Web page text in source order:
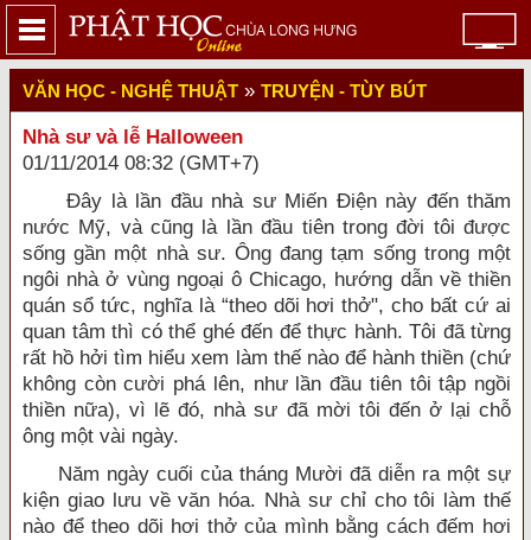
VĂN HỌC - NGHỆ THUẬT » TRUYỆN - TÙY BÚT
Nhà sư và lễ Halloween
01/11/2014 08:32 (GMT+7)
Đây là lần đầu nhà sư Miến Điện này đến thăm
nước Mỹ, và cũng là lần đầu tiên trong đời tôi được
sống gần một nhà sư. Ông đang tạm sống trong một
ngôi nhà ở vùng ngoại ô Chicago, hướng dẫn về thiền
quán sổ tức, nghĩa là “theo dõi hơi thở", cho bất cứ ai
quan tâm thì có thể ghé đến để thực hành. Tôi đã từng
rất hồ hởi tìm hiểu xem làm thế nào để hành thiền (chứ
không còn cười phá lên, như lần đầu tiên tôi tập ngồi
thiền nữa), vì lẽ đó, nhà sư đã mời tôi đến ở lại chỗ
ông một vài ngày.
Năm ngày cuối của tháng Mười đã diễn ra một sự
kiện giao lưu về văn hóa. Nhà sư chỉ cho tôi làm thế
nào để theo dõi hơi thở của mình bằng cách đếm hơi